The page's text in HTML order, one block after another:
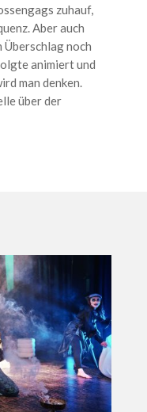
zuhauf,
Aber auch
noch
animiert und
man denken.
über der